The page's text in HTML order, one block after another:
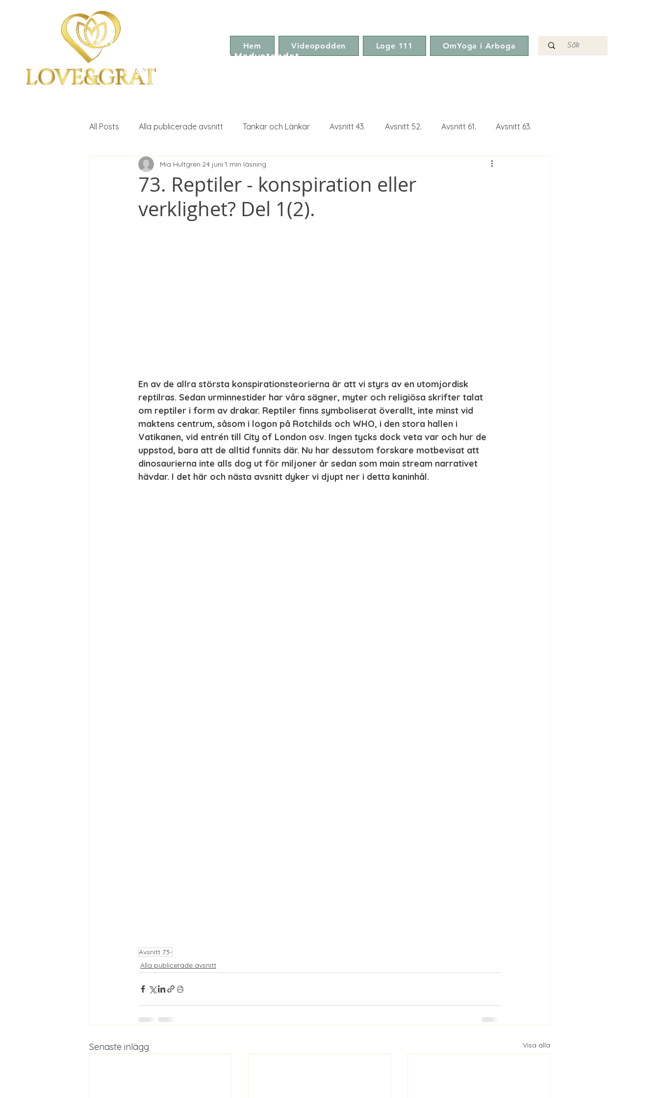
Hem Videopodden Loge 111 OmYoga i Arboga
OmYoga i Arboga &
Kampen om det Mänskliga Medvetandet
Loge 111
All Posts Alla publicerade avsnitt Tankar och Länkar Avsnitt 43. Avsnitt 52. Avsnitt 61. Avsnitt 63.
Avsnitt 68. Avsnitt 68. Avsnitt 75.
73. Reptiler - konspiration eller
verklighet? Del 1(2).
Mia Hultgren 24 juni 1 min läsning
En av de allra största konspirationsteorierna är att vi styrs av en utomjordisk
reptilras. Sedan urminnestider har våra sägner, myter och religiösa skrifter talat
om reptiler i form av drakar. Reptiler finns symboliserat överallt, inte minst vid
maktens centrum, såsom i logon på Rotchilds och WHO, i den stora hallen i
Vatikanen, vid entrén till City of London osv. Ingen tycks dock veta var och hur de
uppstod, bara att de alltid funnits där. Nu har dessutom forskare motbevisat att
dinosaurierna inte alls dog ut för miljoner år sedan som main stream narrativet
hävdar. I det här och nästa avsnitt dyker vi djupt ner i detta kaninhål.
Avsnitt 73-
Alla publicerade avsnitt
Senaste inlägg Visa alla